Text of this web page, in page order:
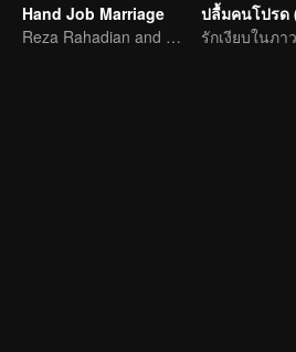
Hand Job Marriage
Reza Rahadian and Mikha Tambayong's marriage is on the brink.